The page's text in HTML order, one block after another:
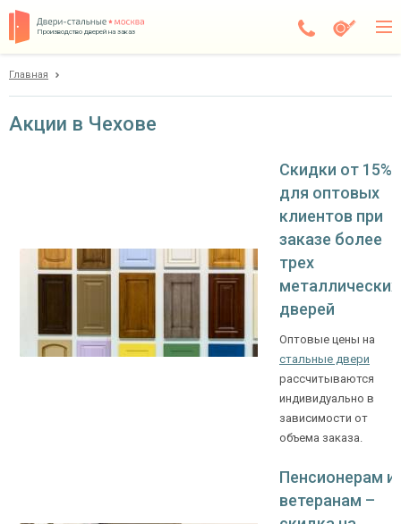
Производство дверей на заказ
Акции
О компании
Ежедневно с 08:00 до 24:00
+7 (495) 409-24-70
Главная
Акции в Чехове
Скидки от 15%
для оптовых
клиентов при
заказе более
трех
металлических
дверей
Оптовые цены на
стальные двери
рассчитываются
индивидуально в
зависимости от
объема заказа.
Пенсионерам и
ветеранам –